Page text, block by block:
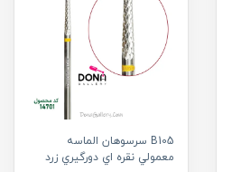
B105 سرسوهان الماسه
معمولي نقره اي دورگيري زرد